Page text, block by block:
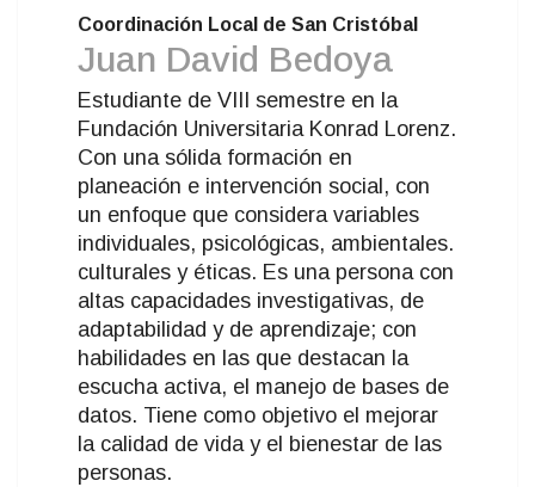
Coordinación Local de San Cristóbal
Juan David Bedoya
Estudiante de VIII semestre en la
Fundación Universitaria Konrad Lorenz.
Con una sólida formación en
planeación e intervención social, con
un enfoque que considera variables
individuales, psicológicas, ambientales.
culturales y éticas. Es una persona con
altas capacidades investigativas, de
adaptabilidad y de aprendizaje; con
habilidades en las que destacan la
escucha activa, el manejo de bases de
datos. Tiene como objetivo el mejorar
la calidad de vida y el bienestar de las
personas.